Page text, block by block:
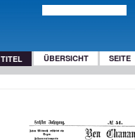
TITEL ÜBERSICHT SEITE